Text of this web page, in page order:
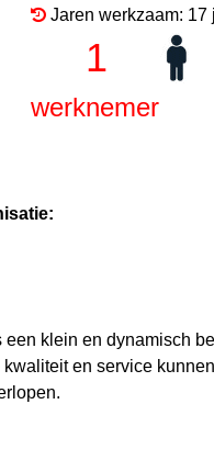
Jaren werkzaam: 17
1
werknemer
klein en dynamisch
en service